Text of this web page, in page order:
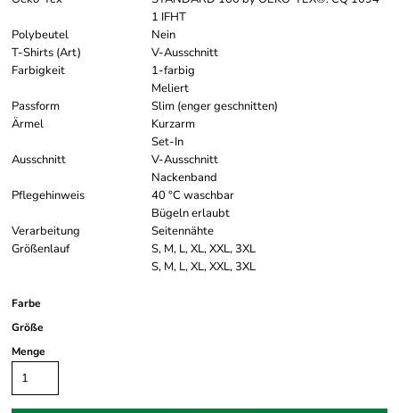
1 IFHT
Polybeutel
Nein
T-Shirts (Art)
V-Ausschnitt
Farbigkeit
1-farbig
Meliert
Passform
Slim (enger geschnitten)
Ärmel
Kurzarm
Set-In
Ausschnitt
V-Ausschnitt
Nackenband
Pflegehinweis
40 °C waschbar
Bügeln erlaubt
Verarbeitung
Seitennähte
Größenlauf
S, M, L, XL, XXL, 3XL
S, M, L, XL, XXL, 3XL
Farbe
Größe
Menge